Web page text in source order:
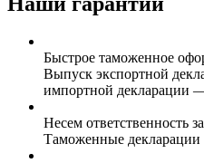
Быстрое таможенное
Выпуск экспортной
импортной декларации
Несем ответственность
Таможенные